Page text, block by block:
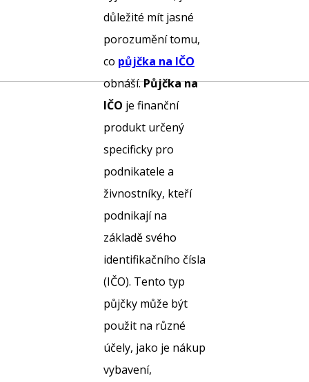
důležité mít jasné
porozumění tomu,
co půjčka na IČO
obnáší.Půjčka na
IČO je finanční
produkt určený
specificky pro
podnikatele a
živnostníky, kteří
podnikají na
základě svého
identifikačního čísla
(IČO). Tento typ
půjčky může být
použit na různé
účely, jako je nákup
vybavení,